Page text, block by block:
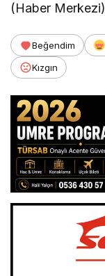
(Haber Merkezi)
Beğendim
Kızgın